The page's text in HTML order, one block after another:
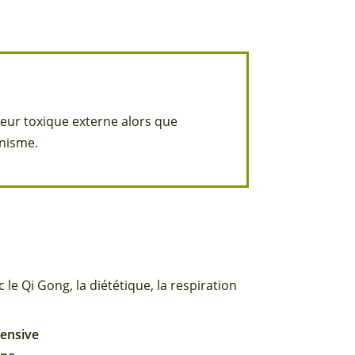
toxique externe alors que
le Qi Gong, la diététique, la respiration